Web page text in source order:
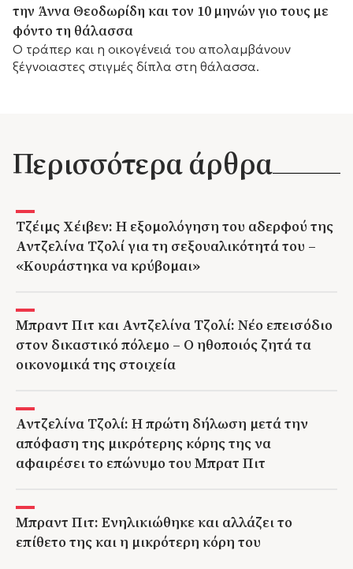
την Άννα Θεοδωρίδη και τον 10 μηνών γιο τους με
φόντο τη θάλασσα
Ο τράπερ και η οικογένειά του απολαμβάνουν
ξέγνοιαστες στιγμές δίπλα στη θάλασσα.
Περισσότερα άρθρα
Τζέιμς Χέιβεν: Η εξομολόγηση του αδερφού της
Αντζελίνα Τζολί για τη σεξουαλικότητά του –
«Κουράστηκα να κρύβομαι»
Μπραντ Πιτ και Αντζελίνα Τζολί: Νέο επεισόδιο
στον δικαστικό πόλεμο – Ο ηθοποιός ζητά τα
οικονομικά της στοιχεία
Αντζελίνα Τζολί: Η πρώτη δήλωση μετά την
απόφαση της μικρότερης κόρης της να
αφαιρέσει το επώνυμο του Μπρατ Πιτ
Μπραντ Πιτ: Ενηλικιώθηκε και αλλάζει το
επίθετο της και η μικρότερη κόρη του